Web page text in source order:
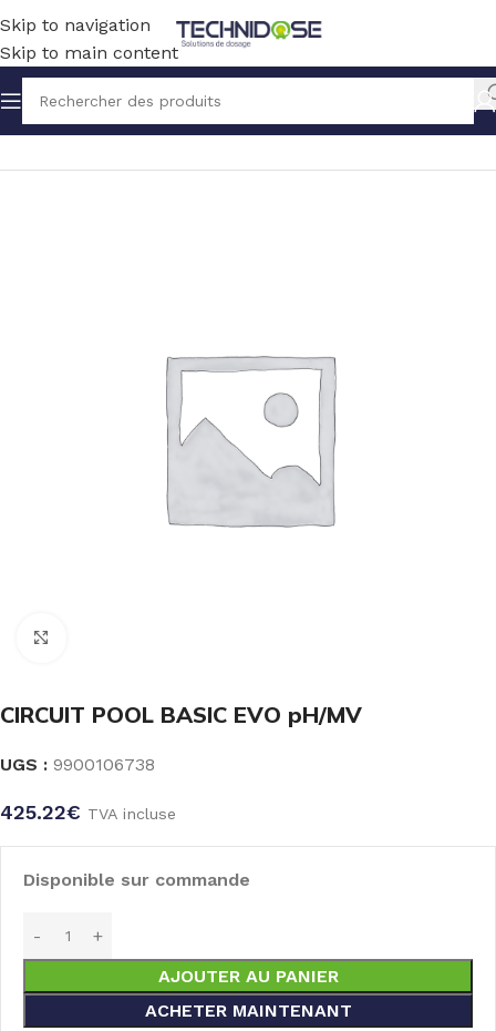
Skip to navigation
Skip to main content
Accueil PISCINE PIECES DETACHEES PISCINE
CIRCUIT POOL BASIC EVO pH/MV
UGS : 9900106738
425.22€ TVA incluse
Disponible sur commande
AJOUTER AU PANIER
ACHETER MAINTENANT